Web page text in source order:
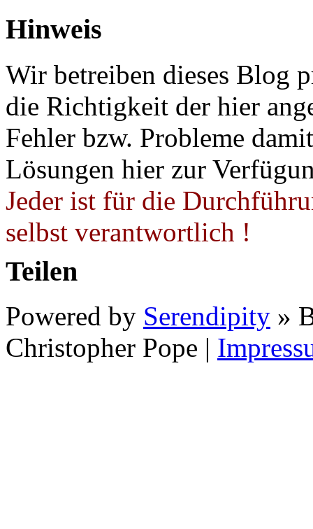
Hinweis
Wir betreiben dieses Blog
die Richtigkeit der hier
Fehler bzw. Probleme
Lösungen hier zur
Jeder ist für die
selbst verantwortlich !
Teilen
Powered by Serendipity »
Christopher Pope |